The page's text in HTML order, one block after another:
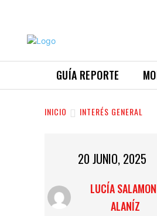
GUÍA REPORTE
INICIO INTERÉS GENERAL
20 JUNIO, 2025
LUCÍA
ALANÍZ